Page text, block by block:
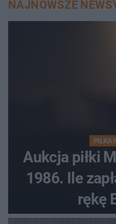
NAJNOWSZE
PIŁKA
Aukcja piłki
1986. Ile
rękę